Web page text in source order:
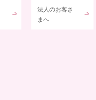
法人のお客さ
まへ